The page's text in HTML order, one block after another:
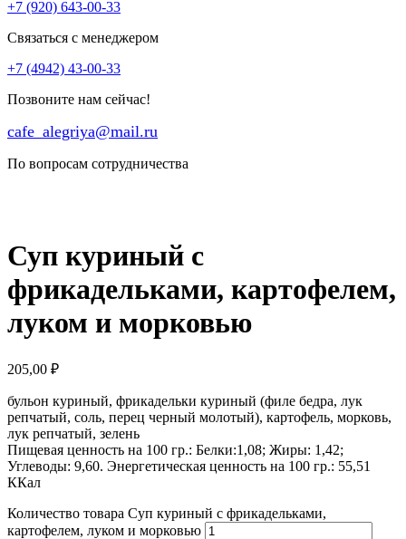
+7 (920) 643-00-33
Связаться с менеджером
+7 (4942) 43-00-33
Позвоните нам сейчас!
cafe_alegriya@mail.ru
По вопросам сотрудничества
Суп куриный с
фрикадельками, картофелем,
луком и морковью
205,00 ₽
бульон куриный, фрикадельки куриный (филе бедра, лук
репчатый, соль, перец черный молотый), картофель, морковь,
лук репчатый, зелень
Пищевая ценность на 100 гр.: Белки:1,08; Жиры: 1,42;
Углеводы: 9,60. Энергетическая ценность на 100 гр.: 55,51
ККал
Количество товара Суп куриный с фрикадельками,
картофелем, луком и морковью